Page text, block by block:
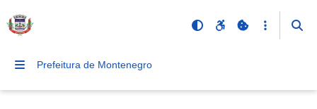
Prefeitura de Montenegro